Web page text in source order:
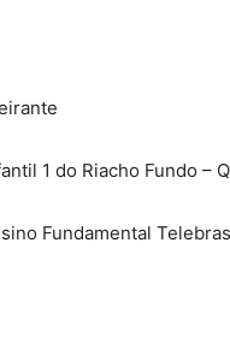
1 do Riacho Fundo –
Fundamental